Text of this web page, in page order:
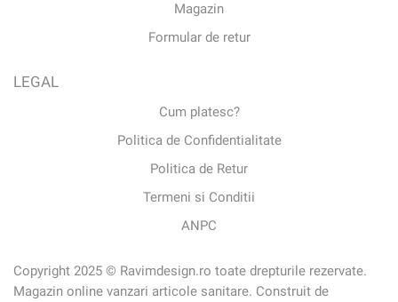
Magazin
Formular de retur
LEGAL
Cum platesc?
Politica de Confidentialitate
Politica de Retur
Termeni si Conditii
ANPC
Copyright 2025 © Ravimdesign.ro toate drepturile rezervate.
Magazin online vanzari articole sanitare. Construit de